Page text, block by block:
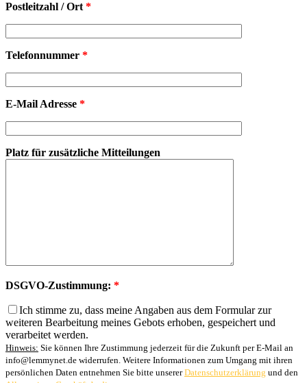
Postleitzahl / Ort *
Telefonnummer *
E-Mail Adresse *
Platz für zusätzliche Mitteilungen
DSGVO-Zustimmung: *
Ich stimme zu, dass meine Angaben aus dem Formular zur
weiteren Bearbeitung meines Gebots erhoben, gespeichert und
verarbeitet werden.
Hinweis: Sie können Ihre Zustimmung jederzeit für die Zukunft per E-Mail an
info@lemmynet.de widerrufen. Weitere Informationen zum Umgang mit ihren
persönlichen Daten entnehmen Sie bitte unsererDatenschutzerklärung und den